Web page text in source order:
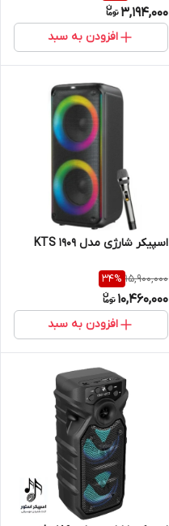
3,194,000
افزودن به سبد
اسپیکر شارژی مدل KTS 1909
15,900,000
34%
10,460,000
افزودن به سبد